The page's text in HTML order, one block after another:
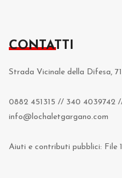
CONTATTI
Strada Vicinale della Difesa,
0882 451315 // 340 4039742
info@lochaletgargano.com
Aiuti e contributi pubblici: File 1